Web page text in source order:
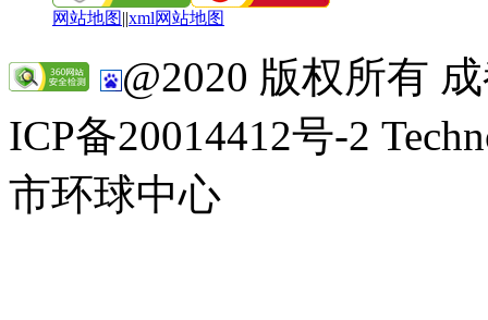
网站地图||xml网站地图
@2020 版权所有
ICP备20014412号-2
市环球中心